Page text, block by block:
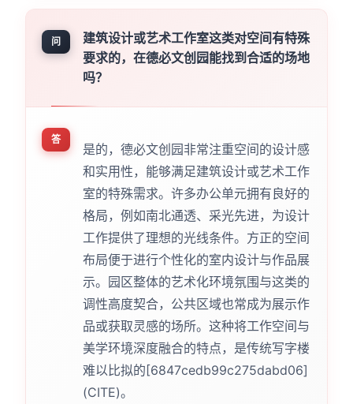
问
建筑设计或艺术工作室这类对空间有特殊
要求的，在德必文创园能找到合适的场地
吗？
答
是的，德必文创园非常注重空间的设计感
和实用性，能够满足建筑设计或艺术工作
室的特殊需求。许多办公单元拥有良好的
格局，例如南北通透、采光先进，为设计
工作提供了理想的光线条件。方正的空间
布局便于进行个性化的室内设计与作品展
示。园区整体的艺术化环境氛围与这类的
调性高度契合，公共区域也常成为展示作
品或获取灵感的场所。这种将工作空间与
美学环境深度融合的特点，是传统写字楼
难以比拟的[6847cedb99c275dabd06]
(CITE)。